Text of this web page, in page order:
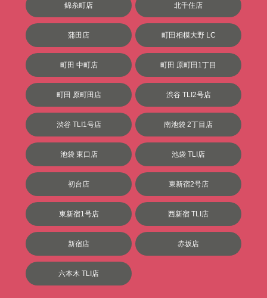
錦糸町店 北千住店
蒲田店 町田相模大野 LC
町田 中町店 町田 原町田1丁目
町田 原町田店 渋谷 TLI2号店
渋谷 TLI1号店 南池袋 2丁目店
池袋 東口店 池袋 TLI店
初台店 東新宿2号店
東新宿1号店 西新宿 TLI店
新宿店 赤坂店
六本木 TLI店